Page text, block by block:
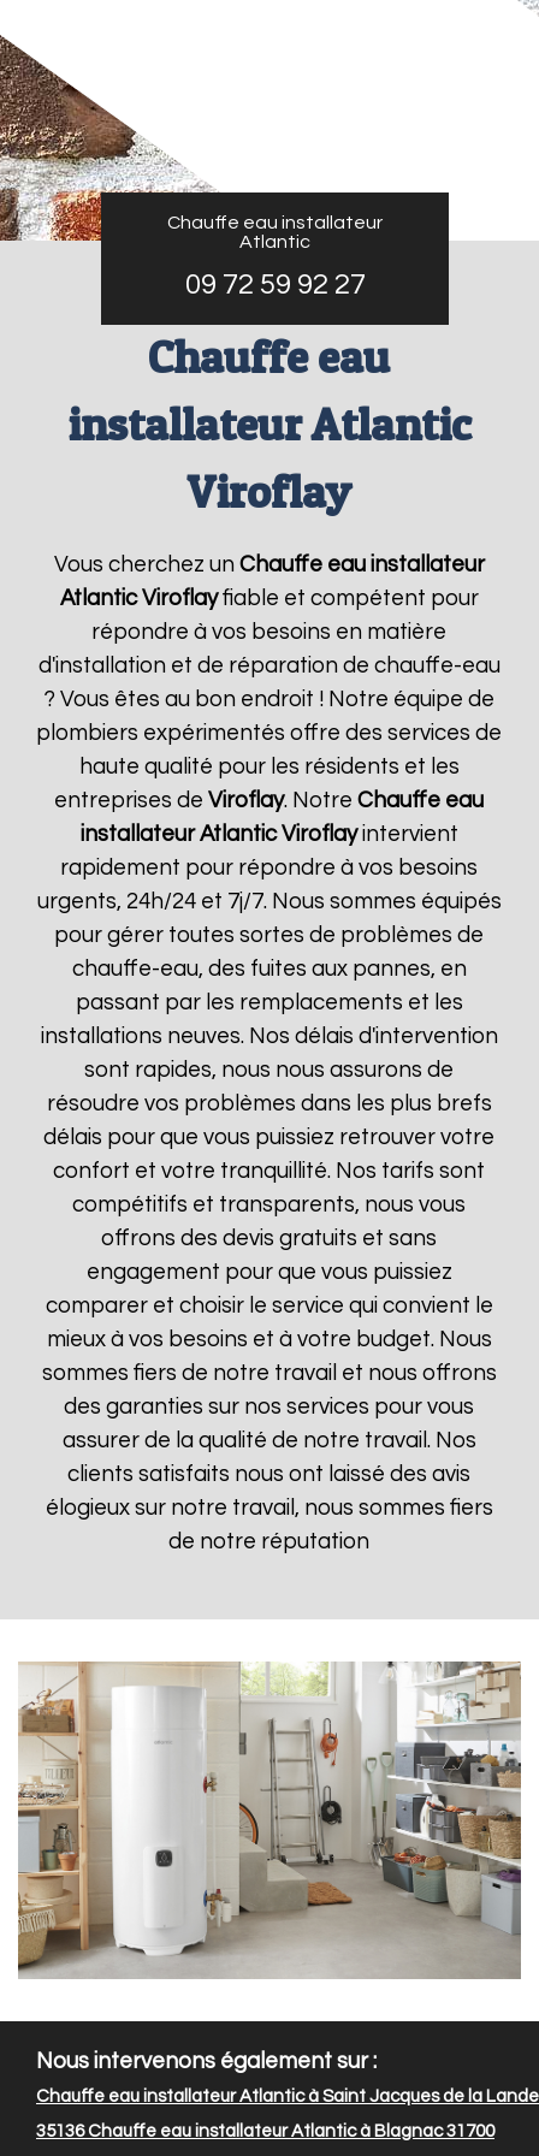
Chauffe eau installateur
Atlantic
09 72 59 92 27
Chauffe eau
installateur Atlantic
Viroflay
Vous cherchez un Chauffe eau installateur
Atlantic Viroflayfiable et compétent pour
répondre à vos besoins en matière
d'installation et de réparation de chauffe-eau
? Vous êtes au bon endroit ! Notre équipe de
plombiers expérimentés offre des services de
haute qualité pour les résidents et les
entreprises deViroflay. NotreChauffe eau
installateur Atlantic Viroflayintervient
rapidement pour répondre à vos besoins
urgents, 24h/24 et 7j/7. Nous sommes équipés
pour gérer toutes sortes de problèmes de
chauffe-eau, des fuites aux pannes, en
passant par les remplacements et les
installations neuves. Nos délais d'intervention
sont rapides, nous nous assurons de
résoudre vos problèmes dans les plus brefs
délais pour que vous puissiez retrouver votre
confort et votre tranquillité. Nos tarifs sont
compétitifs et transparents, nous vous
offrons des devis gratuits et sans
engagement pour que vous puissiez
comparer et choisir le service qui convient le
mieux à vos besoins et à votre budget. Nous
sommes fiers de notre travail et nous offrons
des garanties sur nos services pour vous
assurer de la qualité de notre travail. Nos
clients satisfaits nous ont laissé des avis
élogieux sur notre travail, nous sommes fiers
de notre réputation
Nous intervenons également sur :
Chauffe eau installateur Atlantic à Saint Jacques de la Lande
35136Chauffe eau installateur Atlantic à Blagnac 31700